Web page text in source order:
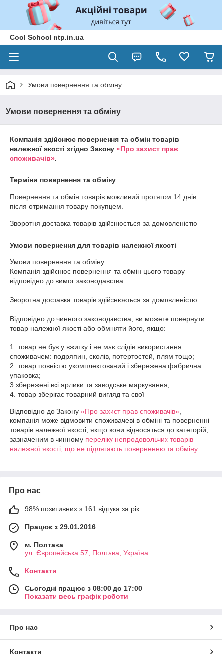
Cool School ntp.in.ua
Умови повернення та обміну
Умови повернення та обміну
Компанія здійснює повернення та обмін товарів
належної якості згідно Закону «Про захист прав
споживачів».
Терміни повернення та обміну
Повернення та обмін товарів можливий протягом 14 днів
після отримання товару покупцем.
Зворотня доставка товарів здійснюється за домовленістю
Умови повернення для товарів належної якості
Умови повернення та обміну
Компанія здійснює повернення та обмін цього товару
відповідно до вимог законодавства.
Зворотна доставка товарів здійснюється за домовленістю.
Відповідно до чинного законодавства, ви можете повернути
товар належної якості або обміняти його, якщо:
1. товар не був у вжитку і не має слідів використання
споживачем: подряпин, сколів, потертостей, плям тощо;
2. товар повністю укомплектований і збережена фабрична
упаковка;
3.збережені всі ярлики та заводське маркування;
4. товар зберігає товарний вигляд та свої
Відповідно до Закону «Про захист прав споживачів»
компанія може відмовити споживачеві в обміні та поверненні
товарів належної якості, якщо вони відносяться до категорій,
зазначеним в чинному переліку непродовольчих товарів
належної якості, що не підлягають поверненню та обміну.
Про нас
98% позитивних з 161 відгука за рік
Працює з 29.01.2016
м. Полтава
ул. Європейська 57, Полтава, Україна
Контакти
Сьогодні працює з 08:00 до 17:00
Показати весь графік роботи
Про нас
Контакти